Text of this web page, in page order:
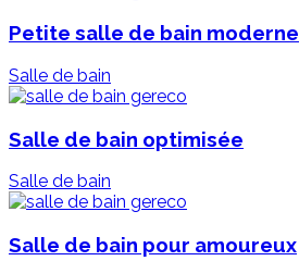
Petite salle de bain moderne
Salle de bain
Salle de bain optimisée
Salle de bain
Salle de bain pour amoureux